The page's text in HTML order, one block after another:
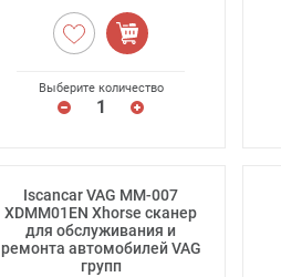
Выберите количество
Iscancar VAG ММ-007
XDMM01EN Xhorse сканер
для обслуживания и
ремонта автомобилей VAG
групп